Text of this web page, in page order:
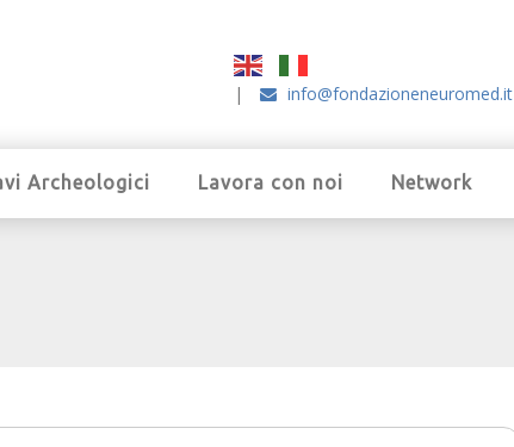
| info@fondazioneneuromed.it
Archeologici Lavora con noi Network